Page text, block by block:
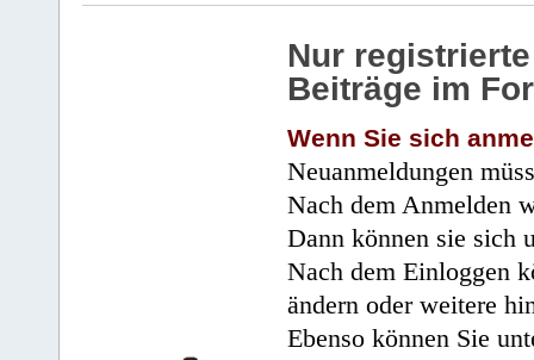
Nur
Beiträge im
Wenn Sie sich
Neuanmeldungen
Nach dem Anmelden
Dann können sie sich
Nach dem Einloggen
ändern oder weitere
Ebenso können Sie